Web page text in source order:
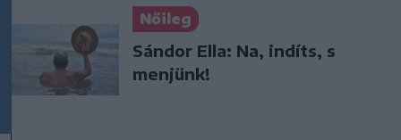
Nőileg
Sándor Ella: Na, indíts, s
menjünk!